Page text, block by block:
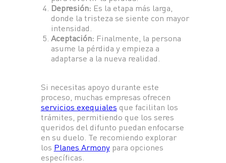
Depresión: Es la etapa más larga,
donde la tristeza se siente con mayor
intensidad.
Aceptación: Finalmente, la persona
asume la pérdida y empieza a
adaptarse a la nueva realidad.
Si necesitas apoyo durante este
proceso, muchas empresas ofrecen
servicios exequiales que facilitan los
trámites, permitiendo que los seres
queridos del difunto puedan enfocarse
en su duelo. Te recomiendo explorar
los Planes Armonypara opciones
específicas.